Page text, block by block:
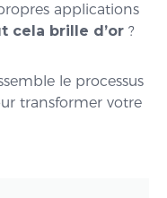
applications
cela brille d’or ?
le processus
transformer votre